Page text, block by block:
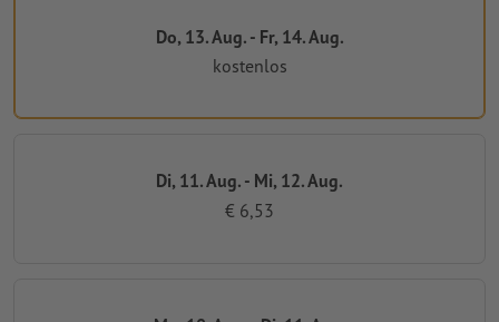
Do, 13. Aug. - Fr, 14. Aug.
kostenlos
Di, 11. Aug. - Mi, 12. Aug.
€ 6,53